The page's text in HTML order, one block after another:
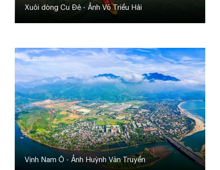
Xuôi dòng Cu Đê - Ảnh Võ Triều Hải
Vịnh Nam Ô - Ảnh Huỳnh Văn Truyền